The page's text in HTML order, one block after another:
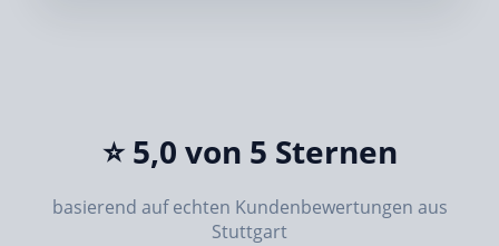
⭐ 5,0 von 5 Sternen
basierend auf echten Kundenbewertungen aus
Stuttgart